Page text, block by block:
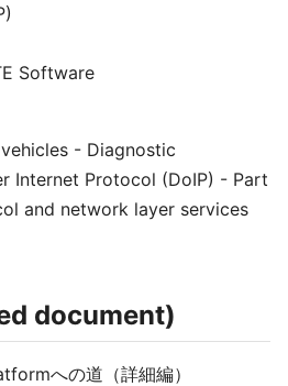
Software
- Diagnostic
Internet Protocol (DoIP) - Part
and network layer services
document)
への道（詳細編）